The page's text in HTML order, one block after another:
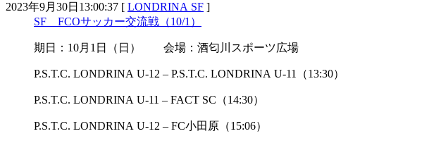
2023年9月30日13:00:37 [ LONDRINA SF ]
SF FCOサッカー交流戦（10/1）
期日：10月1日（日） 会場：酒匂川スポーツ広場
P.S.T.C. LONDRINA U-12 – P.S.T.C. LONDRINA U-11（13:30）
P.S.T.C. LONDRINA U-11 – FACT SC（14:30）
P.S.T.C. LONDRINA U-12 – FC小田原（15:06）